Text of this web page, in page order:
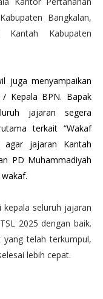
Bangkalan,
Kantah Kabupaten
juga menyampaikan
Kepala BPN. Bapak
jajaran segera
terkait “Wakaf
agar jajaran Kantah
PD Muhammadiyah
seluruh jajaran
2025 dengan baik.
telah terkumpul,
lebih cepat.